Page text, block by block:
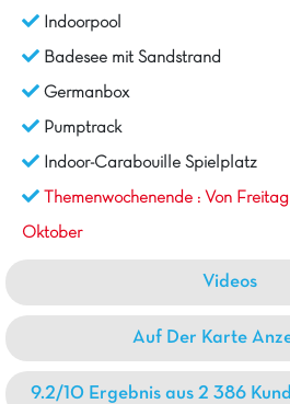
Indoorpool
Badesee mit Sandstrand
Germanbox
Pumptrack
Indoor-Carabouille Spielplatz
Themenwochenende : Von
Oktober
Videos
Auf Der Karte
9.2/10 Ergebnis aus 2 386